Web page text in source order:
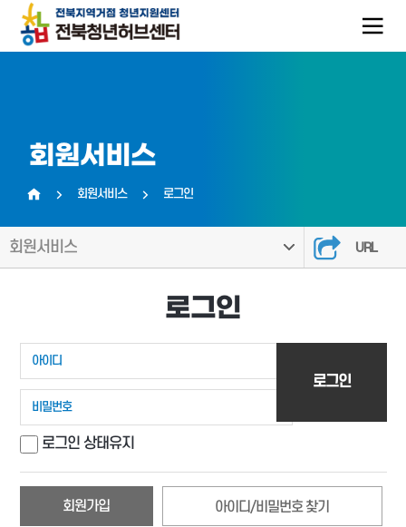
회원서비스
회원서비스 로그인
회원서비스 URL
로그인
로그인 상태유지
회원가입 아이디/비밀번호 찾기